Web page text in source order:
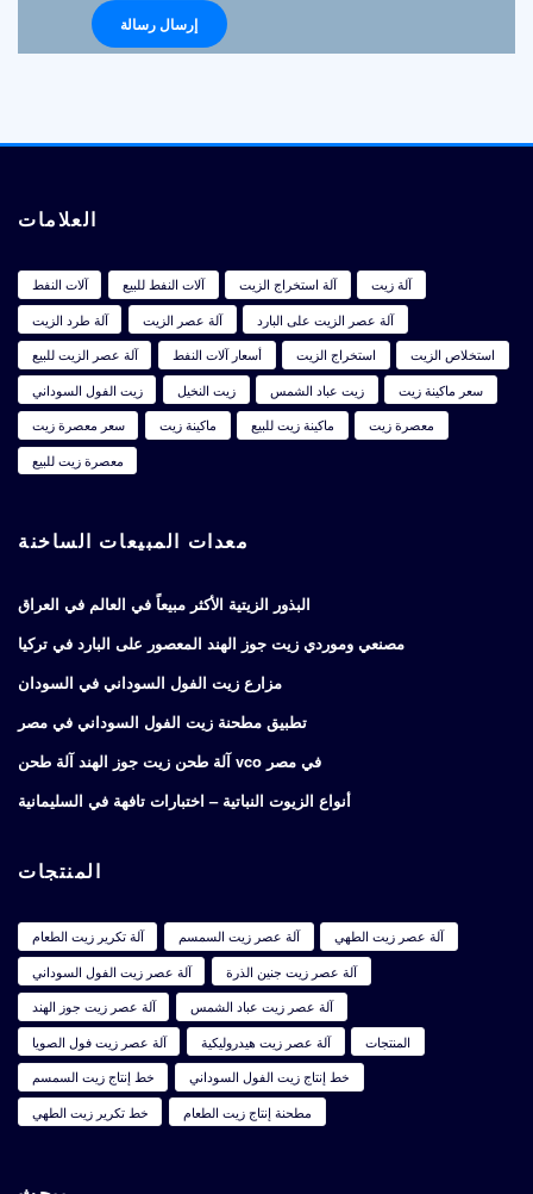
العلامات
آلات النفط آلات النفط للبيع آلة استخراج الزيت
آلة زيت
آلة طرد الزيت
آلة عصر الزيت
آلة عصر الزيت على البارد
آلة عصر الزيت للبيع
أسعار آلات النفط استخراج الزيت
استخلاص الزيت
زيت الفول السوداني
زيت النخيل زيت عباد الشمس
سعر ماكينة زيت
سعر معصرة زيت
ماكينة زيت ماكينة زيت للبيع
معصرة زيت
معصرة زيت للبيع
معدات المبيعات الساخنة
البذور الزيتية الأكثر مبيعاً في العالم في العراق
مصنعي وموردي زيت جوز الهند المعصور على البارد في تركيا
مزارع زيت الفول السوداني في السودان
تطبيق مطحنة زيت الفول السوداني في مصر
آلة طحن زيت جوز الهند آلة طحن vco في مصر
أنواع الزيوت النباتية – اختبارات تافهة في السليمانية
المنتجات
آلة تكرير زيت الطعام آلة عصر زيت السمسم
آلة عصر زيت الطهي
آلة عصر زيت الفول السوداني
آلة عصر زيت جنين الذرة
آلة عصر زيت جوز الهند
آلة عصر زيت عباد الشمس
آلة عصر زيت فول الصويا
آلة عصر زيت هيدروليكية
المنتجات
خط إنتاج زيت السمسم
خط إنتاج زيت الفول السوداني
خط تكرير زيت الطهي
مطحنة إنتاج زيت الطعام